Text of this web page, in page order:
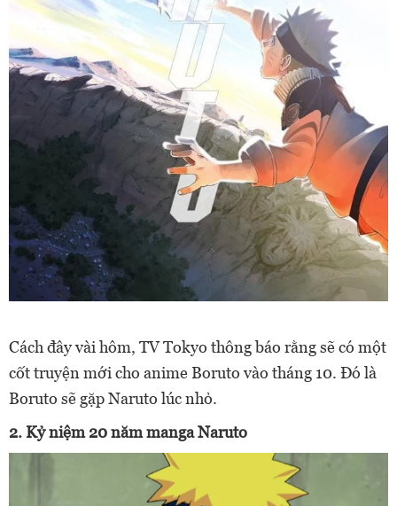
Cách đây vài hôm, TV Tokyo thông báo rằng sẽ có một
cốt truyện mới cho anime Boruto vào tháng 10. Đó là
Boruto sẽ gặp Naruto lúc nhỏ.
2. Kỷ niệm 20 năm manga Naruto